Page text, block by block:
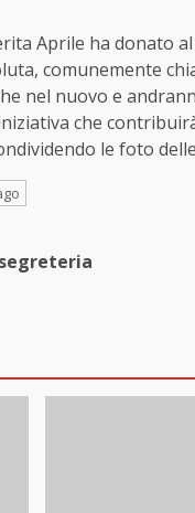
Aprile ha donato
comunemente
nel nuovo e
che
le foto